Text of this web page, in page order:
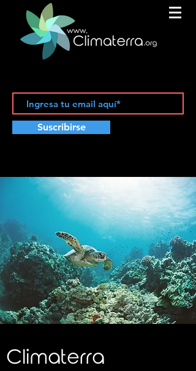
Suscribirse
C limaterra